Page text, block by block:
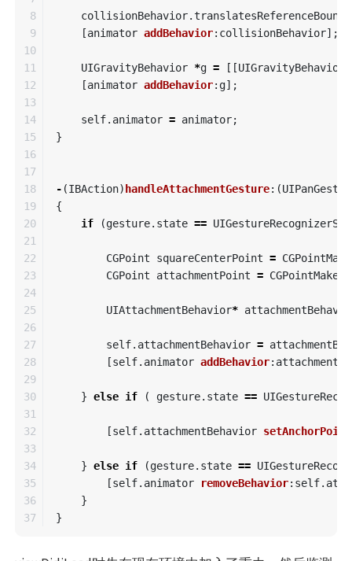
8
9
10
11
12
13
14
15
16
17
18
19
20
21
22
23
24
25
26
27
28
29
30
31
32
33
34
35
36
collisionBehavior.
[animator addBehavior: collisionBehavior];
UIGravityBehavior *g = [[UIGravityBehavior
[animator addBehavior: g];
self. animator = animator;
}
- (IBAction) handleAttachmentGesture:(
{
if
(gesture. state ==
CGPoint squareCenterPoint = CGPointMake
CGPoint
attachmentPoint = CGPointMake
UIAttachmentBehavior*
self. attachmentBehavior =
[self. animator addBehavior:
} else if ( gesture. state ==
[self. attachmentBehavior setAnchorPoint
} else if (gesture. state ==
[self. animator removeBehavior: self.
}
}